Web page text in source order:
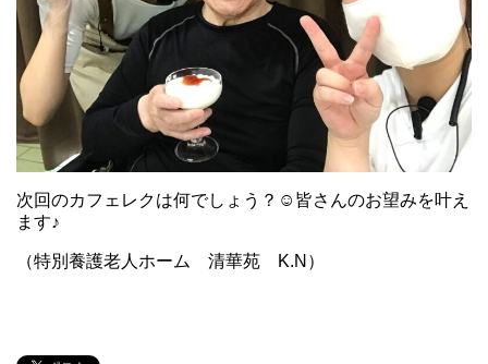
次回のカフェレクは何でしょう？☺皆さんのお望みを叶え
ます♪
（特別養護老人ホーム 清華苑 K.N）